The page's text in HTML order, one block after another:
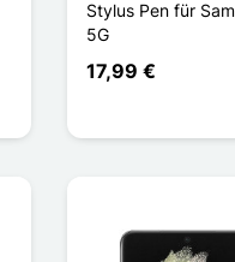
Stylus Pen für
5G
17,99 €